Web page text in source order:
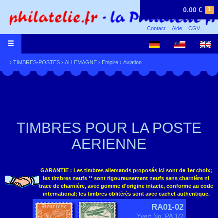
1
0.00 €
Contact Aide CGV
› TIMBRES-POSTES › ALLEMAGNE › Empire › Aviation
TIMBRES POUR LA POSTE
AERIENNE
GARANTIE : Les timbres allemands proposés ici sont de 1er choix;
les timbres neufs ** sont rigoureusement neufs sans charnière ni
trace de charnière, avec gomme d'origine intacte, conforme au code
international; les timbres oblitérés sont avec cachet authentique.
RA01-02
Yvert No. PA 1/2